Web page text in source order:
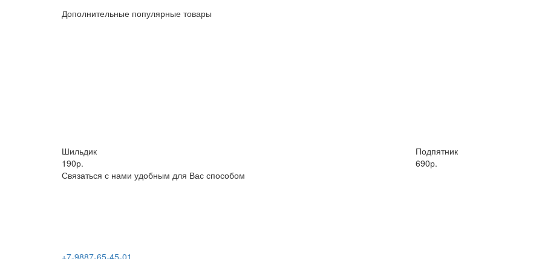
Дополнительные популярные товары
Шильдик
190р.
Подпятник
690р.
Связаться с нами удобным для Вас способом
+7-9887-65-45-01